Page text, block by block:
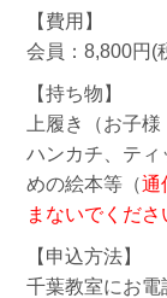
【費用】
会員：8,800円
【持ち物】
上履き（お子
ハンカチ、ティ
めの絵本等（通
まないでくださ
【申込方法】
千葉教室にお電